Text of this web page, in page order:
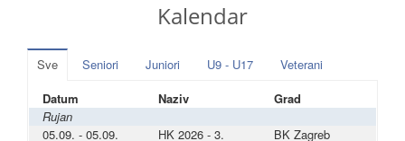
Kalendar
Sve Seniori Juniori U9 - U17
Veterani
Datum
Naziv
Grad
Rujan
05.09. - 05.09.
HK 2026 - 3.
BK Zagreb